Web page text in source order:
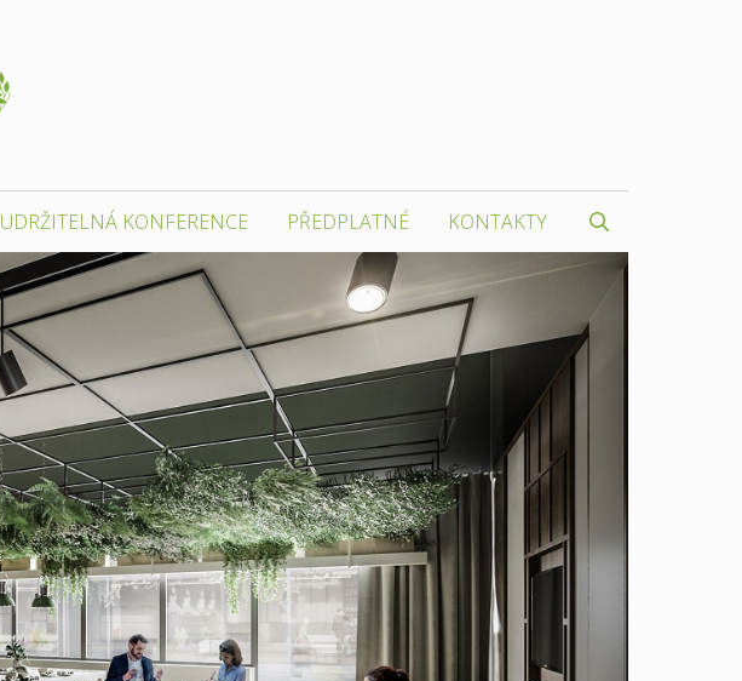
UDRŽITELNÁ KONFERENCE PŘEDPLATNÉ KONTAKTY